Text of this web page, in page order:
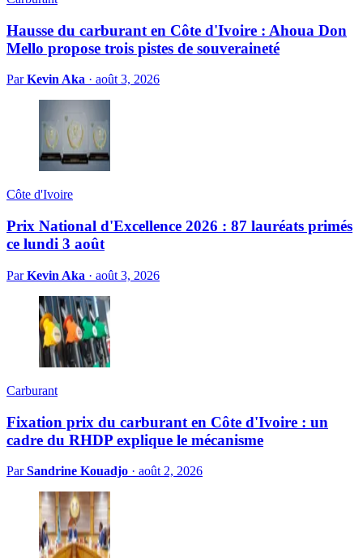
Hausse du carburant en Côte d'Ivoire : Ahoua Don
Mello propose trois pistes de souveraineté
ParKevin Aka · août 3, 2026
Côte d'Ivoire
Prix National d'Excellence 2026 : 87 lauréats primés
ce lundi 3 août
ParKevin Aka · août 3, 2026
Carburant
Fixation prix du carburant en Côte d'Ivoire : un
cadre du RHDP explique le mécanisme
ParSandrine Kouadjo · août 2, 2026